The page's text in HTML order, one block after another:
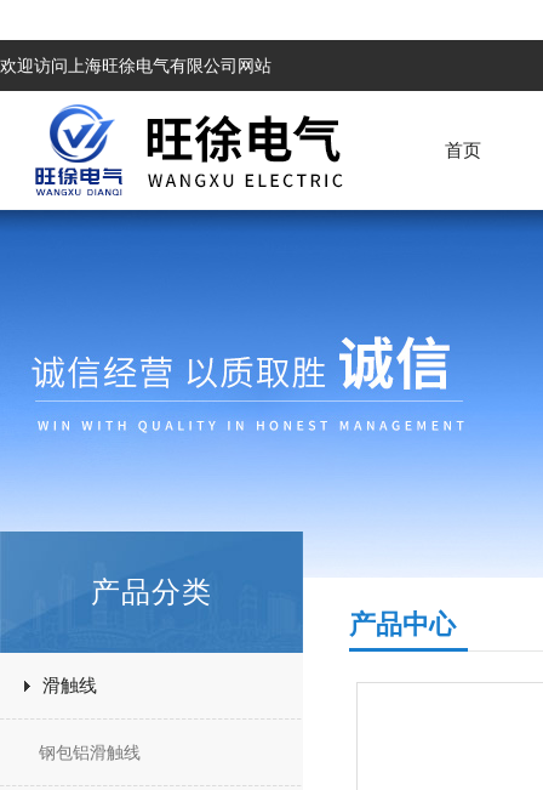
欢迎访问上海旺徐电气有限公司网站
首页
产品分类
滑触线
钢包铝滑触线
产品中心